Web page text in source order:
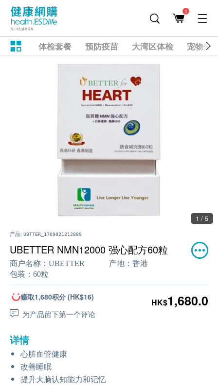
1
体检套餐 预防疫苗 大湾区体检 宠物健
1 / 5
产品: UBTTER_1709021212889
UBETTER NMN12000 强心配方60粒
商户名称： UBETTER 产地： 香港
包装： 60粒
赚取1,680积分 (HK$16)
为产品留下第一个评论
HK$1,680.0
详情
心脏血管健康
改善睡眠
提升大脑认知能力和记忆